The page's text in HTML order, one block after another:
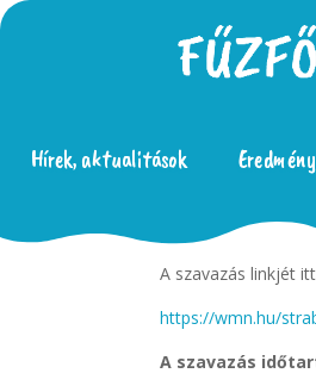
Hírek, aktualitások
Elindult a
A szavazás linkjét
https://wmn.hu/
A szavazás